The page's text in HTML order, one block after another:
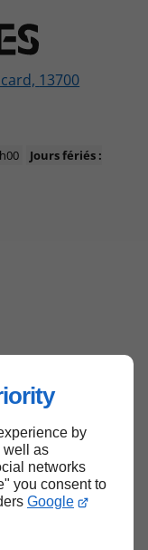
by
well as
networks
you consent to
Google
13700
Jours fériés :